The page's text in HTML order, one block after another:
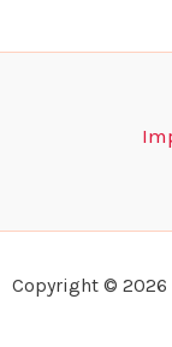
Copyright © 2026